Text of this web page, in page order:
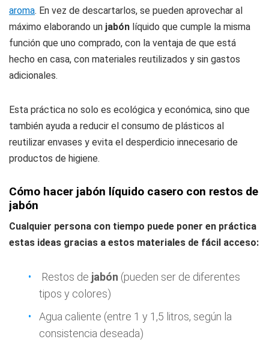
aroma. En vez de descartarlos, se pueden aprovechar al
máximo elaborando un jabón líquido que cumple la misma
función que uno comprado, con la ventaja de que está
hecho en casa, con materiales reutilizados y sin gastos
adicionales.
Esta práctica no solo es ecológica y económica, sino que
también ayuda a reducir el consumo de plásticos al
reutilizar envases y evita el desperdicio innecesario de
productos de higiene.
Cómo hacer jabón líquido casero con restos de
jabón
Cualquier persona con tiempo puede poner en práctica
estas ideas gracias a estos materiales de fácil acceso:
Restos de jabón (pueden ser de diferentes
tipos y colores)
Agua caliente (entre 1 y 1,5 litros, según la
consistencia deseada)